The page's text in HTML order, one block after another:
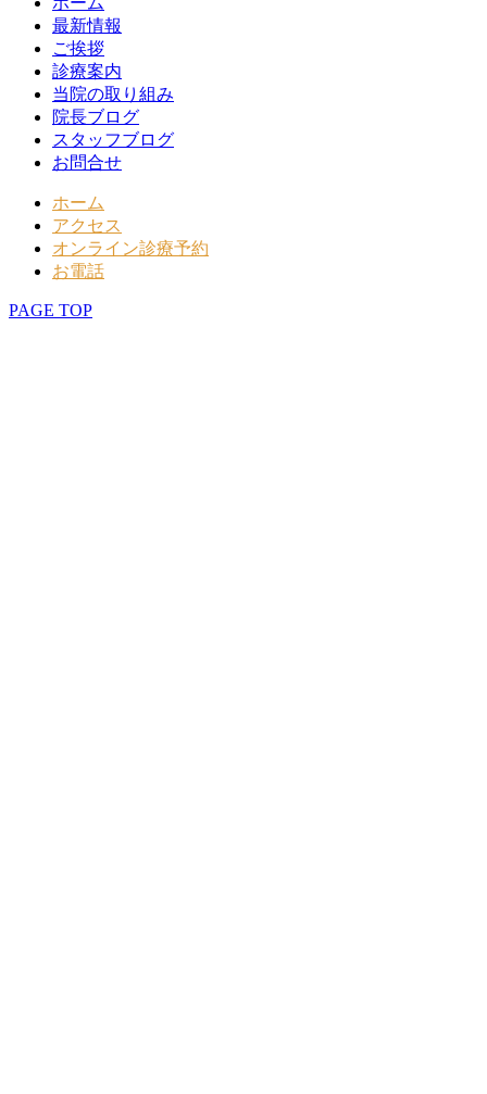
最新情報
ご挨拶
診療案内
当院の取り組み
院長ブログ
スタッフブログ
お問合せ
ホーム
アクセス
オンライン診療予約
お電話
PAGE TOP